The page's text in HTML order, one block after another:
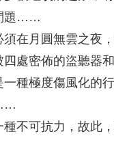
題……
月圓無雲之夜，
處密佈的盜聽器和
種極度傷風化的
不可抗力，故此